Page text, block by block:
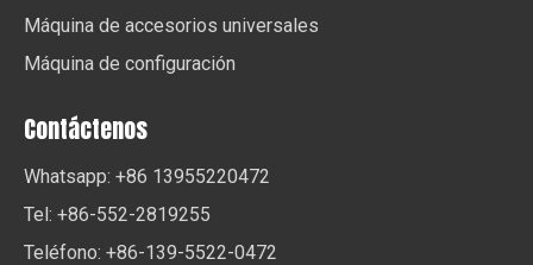
Máquina de accesorios universales
Máquina de configuración
Contáctenos
Whatsapp: +86 13955220472
Tel: +86-552-2819255
Teléfono: +86-139-5522-0472